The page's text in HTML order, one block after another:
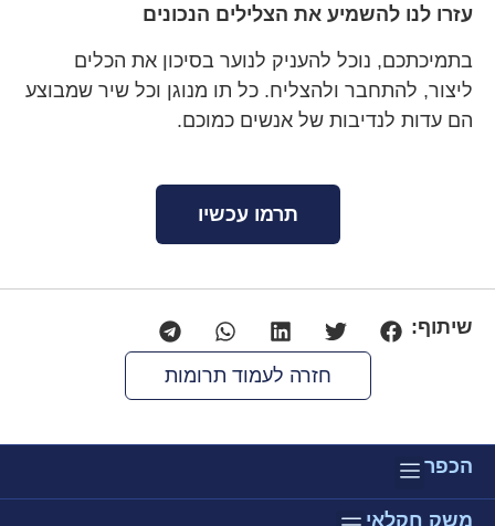
עזרו לנו להשמיע את הצלילים הנכונים
בתמיכתכם, נוכל להעניק לנוער בסיכון את הכלים
ליצור, להתחבר ולהצליח. כל תו מנוגן וכל שיר שמבוצע
הם עדות לנדיבות של אנשים כמוכם.
תרמו עכשיו
שיתוף:
חזרה לעמוד תרומות
הכפר
משק חקלאי